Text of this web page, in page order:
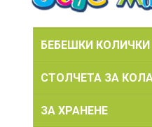
БЕБЕШКИ КОЛИЧКИ
СТОЛЧЕТА ЗА КОЛА
ЗА ХРАНЕНЕ